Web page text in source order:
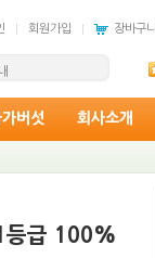
회원가입 장바구니
버섯 회사소개
등급 100%